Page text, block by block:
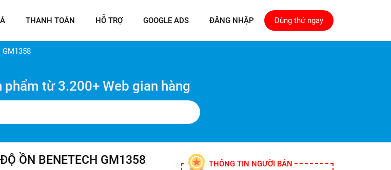
THANH TOÁN HỖ TRỢ GOOGLE ADS ĐĂNG NHẬP Dùng thử ngay
GM1358
từ 3.200+ Web gian hàng
ỒN BENETECH GM1358 THÔNG TIN NGƯỜI BÁN